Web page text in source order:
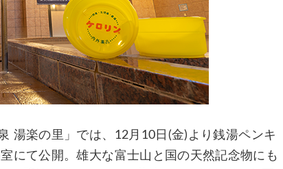
湯楽の里」では、12月10日(金)より銭湯ペンキ
にて公開。雄大な富士山と国の天然記念物にも